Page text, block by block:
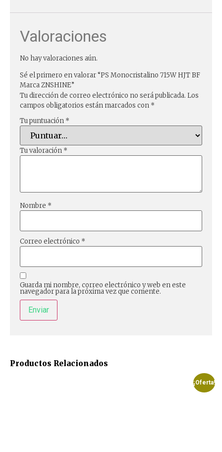
Productos Relacionados
¡Oferta!
Valoraciones
No hay valoraciones aún.
Sé el primero en valorar “PS Monocristalino 715W HJT BF
Marca ZNSHINE”
Tu dirección de correo electrónico no será publicada. Los
campos obligatorios están marcados con *
Tu puntuación *
Tu valoración *
Nombre *
Correo electrónico *
Guarda mi nombre, correo electrónico y web en este
navegador para la próxima vez que comente.